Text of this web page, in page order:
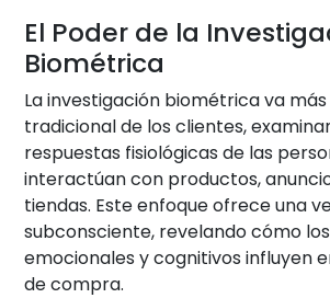
El Poder de la
Biométrica
La investigación biométrica va más
tradicional de los clientes,
respuestas fisiológicas de las
interactúan con productos,
tiendas. Este enfoque ofrece una
subconsciente, revelando cómo
emocionales y cognitivos influyen
de compra.